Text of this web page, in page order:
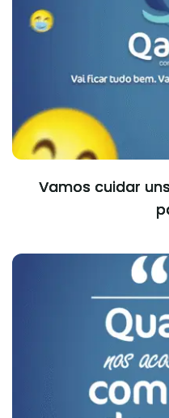
Vamos cuidar